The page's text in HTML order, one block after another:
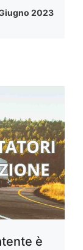
2023
è